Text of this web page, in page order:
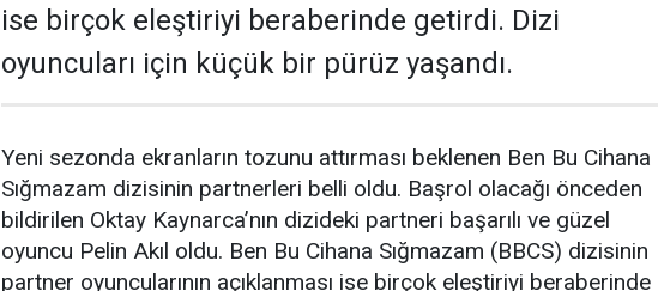
ise birçok eleştiriyi beraberinde getirdi. Dizi
oyuncuları için küçük bir pürüz yaşandı.
Yeni sezonda ekranların tozunu attırması beklenen Ben Bu Cihana
Sığmazam dizisinin partnerleri belli oldu. Başrol olacağı önceden
bildirilen Oktay Kaynarca’nın dizideki partneri başarılı ve güzel
oyuncu Pelin Akıl oldu. Ben Bu Cihana Sığmazam (BBCS) dizisinin
partner oyuncularının açıklanması ise birçok eleştiriyi beraberinde